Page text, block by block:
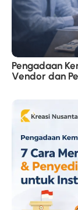
Pengadaan
Vendor dan